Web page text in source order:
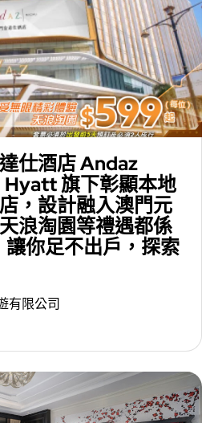
仕酒店 Andaz
Hyatt 旗下彰顯本地
，設計融入澳門元
浪淘園等禮遇都係
你足不出戶，探索
有限公司